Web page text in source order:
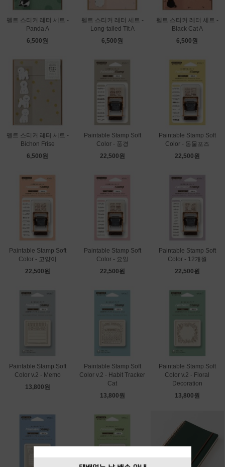
펠트 스티커 레터 세트 -
Panda A
6,500원
펠트 스티커 레터 세트 -
Long-tailed Tit A
6,500원
펠트 스티커 레터 세트 -
Black Cat A
6,500원
펠트 스티커 레터 세트 -
Bichon Frise
6,500원
Paintable Stamp Soft
Color - 풍경
22,500원
Paintable Stamp Soft
Color - 동물포즈
22,500원
Paintable Stamp Soft
Color - 고양이
22,500원
Paintable Stamp Soft
Color - 요일
22,500원
Paintable Stamp Soft
Color - 12개월
22,500원
Paintable Stamp Soft
Color v.2 - Memo
13,800원
Paintable Stamp Soft
Color v.2 - Habit Tracker
Cat
13,800원
Paintable Stamp Soft
Color v.2 - Floral
Decoration
13,800원